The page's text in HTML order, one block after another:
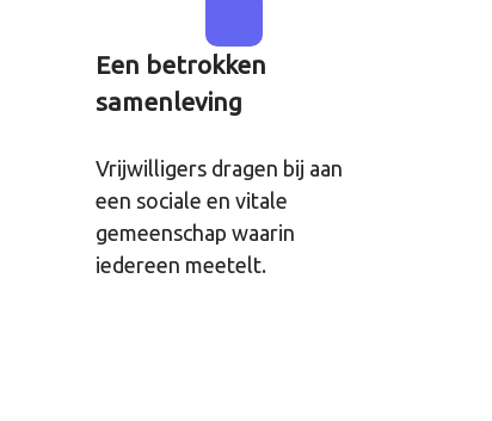
Een betrokken
samenleving
Vrijwilligers dragen bij aan
een sociale en vitale
gemeenschap waarin
iedereen meetelt.